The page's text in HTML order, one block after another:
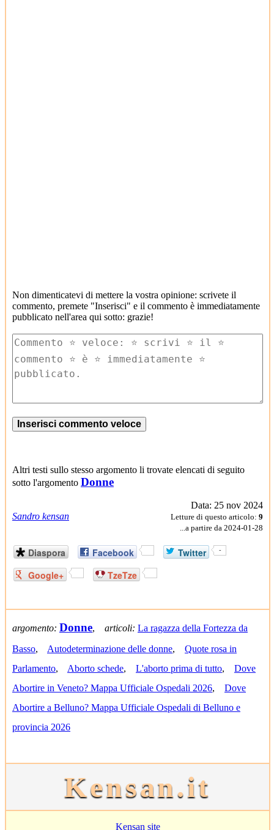
Non dimenticatevi di mettere la vostra opinione: scrivete il
commento, premete "Inserisci" e il commento è immediatamente
pubblicato nell'area qui sotto: grazie!
Altri testi sullo stesso argomento li trovate elencati di seguito
sotto l'argomento Donne
Sandro kensan
Data: 25 nov 2024
Letture di questo articolo: 9
...a partire da 2024-01-28
Diaspora Facebook Twitter -
Google+ TzeTze
argomento: Donne, articoli: La ragazza della Fortezza da
Basso, Autodeterminazione delle donne, Quote rosa in
Parlamento, Aborto schede, L'aborto prima di tutto, Dove
Abortire in Veneto? Mappa Ufficiale Ospedali 2026, Dove
Abortire a Belluno? Mappa Ufficiale Ospedali di Belluno e
provincia 2026
Kensan.it
Kensan site